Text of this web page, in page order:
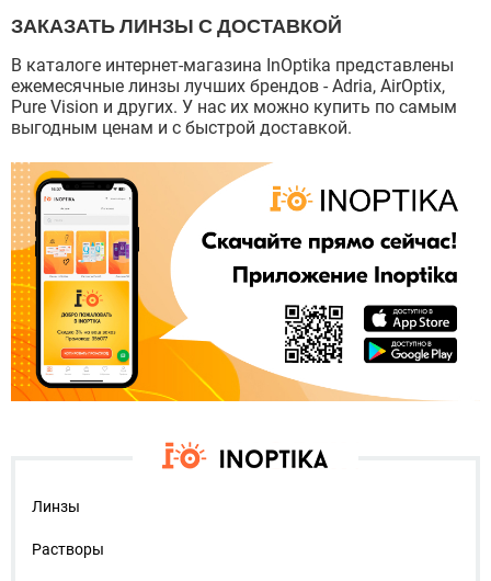
ЗАКАЗАТЬ ЛИНЗЫ С ДОСТАВКОЙ
В каталоге интернет-магазина InOptika представлены
ежемесячные линзы лучших брендов - Adria, AirOptix,
Pure Vision и других. У нас их можно купить по самым
выгодным ценам и с быстрой доставкой.
Линзы
Растворы